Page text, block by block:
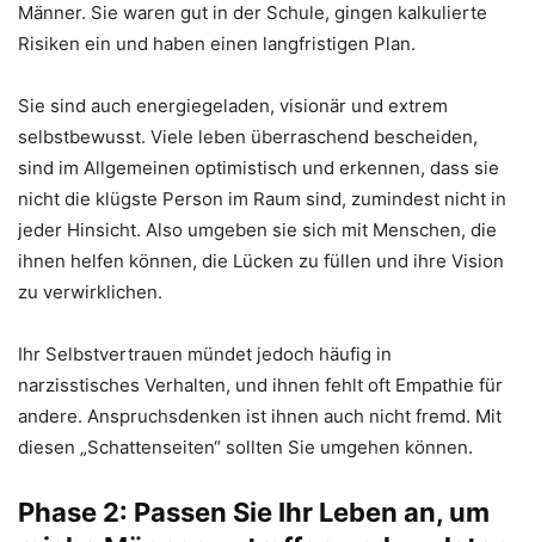
Männer. Sie waren gut in der Schule, gingen kalkulierte
Risiken ein und haben einen langfristigen Plan.
Sie sind auch energiegeladen, visionär und extrem
selbstbewusst. Viele leben überraschend bescheiden,
sind im Allgemeinen optimistisch und erkennen, dass sie
nicht die klügste Person im Raum sind, zumindest nicht in
jeder Hinsicht. Also umgeben sie sich mit Menschen, die
ihnen helfen können, die Lücken zu füllen und ihre Vision
zu verwirklichen.
Ihr Selbstvertrauen mündet jedoch häufig in
narzisstisches Verhalten, und ihnen fehlt oft Empathie für
andere. Anspruchsdenken ist ihnen auch nicht fremd. Mit
diesen „Schattenseiten“ sollten Sie umgehen können.
Phase 2: Passen Sie Ihr Leben an, um